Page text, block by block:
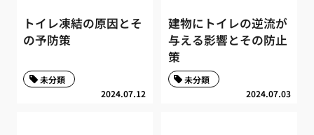
トイレ凍結の原因とそ
の予防策
2024.07.12
未分類
建物にトイレの逆流が
与える影響とその防止
策
2024.07.03
未分類